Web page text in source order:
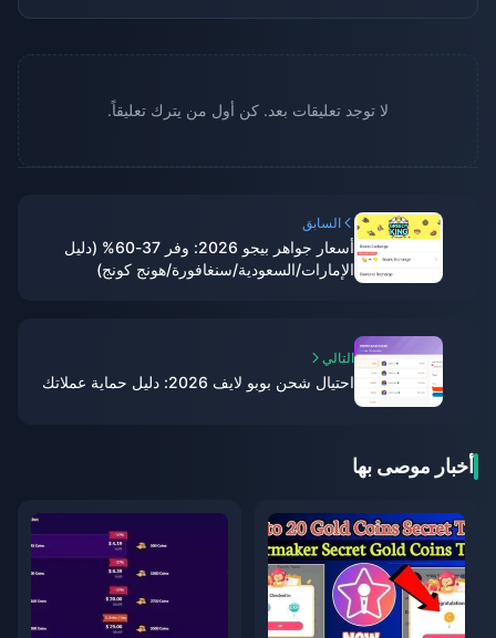
لا توجد تعليقات بعد. كن أول من يترك تعليقاً.
السابق
أسعار جواهر بيجو 2026: وفر 37-60% (دليل
الإمارات/السعودية/سنغافورة/هونج كونج)
التالي
احتيال شحن بوبو لايف 2026: دليل حماية عملاتك
أخبار موصى بها